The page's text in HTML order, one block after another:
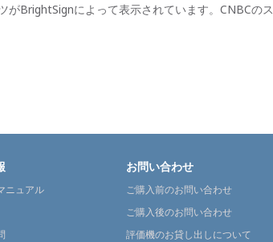
BrightSignによって表示されています。CNBCのス
ニュアル
お問い合わせ
ご購入前のお問い合わせ
ご購入後のお問い合わせ
評価機のお貸し出しについて